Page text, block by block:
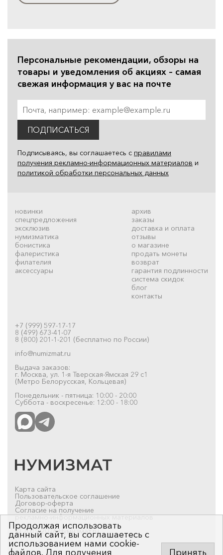
Персональные рекомендации, обзоры на
товары и уведомления об акциях – самая
свежая информация у вас на почте
ПОДПИСАТЬСЯ
Подписываясь, вы соглашаетесь с правилами
получения рекламно-информационных материалов и
политикой обработки персональных данных
новинки
спецпредложения
эксклюзив
нумизматика
бонистика
фалеристика
филателия
аксессуары
архив
заказы
доставка и оплата
отзывы
о магазине
продать монеты
возврат
гарантия подлинности
система скидок
блог
контакты
+7 (999) 597-17-17
8 (499) 673-41-07
8 (800) 201-1-201 (бесплатно по России)
info@numizmat.ru
Выдача заказов:
г. Москва, ул. 1-я Тверская-Ямская 29 с1
(Метро Белорусская, Кольцевая)
Понедельник - пятница: 10:00 - 20:00
Суббота - воскресенье: 12:00 - 18:00
Карта сайта
Пользовательское соглашение
Договор-оферта
Согласие на получение
рекламно-информационных материалов
© 2019-2026 Нумизмат.ru
Продолжая использовать
данный сайт, вы соглашаетесь с
использованием нами cookie-
файлов. Для получения
Принять